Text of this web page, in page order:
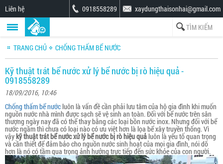
Liên hệ xaydungthaisonhai@gmail.com
0918558289
TRANG CHỦ CHỐNG THẤM BỂ NƯỚC
Kỹ thuật trát bể nước xử lý bể nước bị rò hiệu quả -
0918558289
18/09/2016, 10:46
Chống thấm bể nước luôn là vấn đề cần phải lưu tâm của hộ gia đình khi muốn
nguồn nước nhà mình được sạch sẽ vệ sinh an toàn. Đối với bể nước trên sân
thượng ngày nay đã có thể thay bằng các loại bồn nước inox. Nhưng đối với bể
nước ngầm thì chưa có loại nào có ưu việt hơn là lọa bể xây truyền thống. Vì
vậykỹ thuật trát bể nước xử lý bể nước bị rò hiệu quả luôn là yếu tố quan trọng
và cần thiết để đảm bảo cho nguồn nước sinh hoạt của mọi gia đình, nói dõ
hơn là nó có tầm qua trọng ảnh hưởng trực tiếp đến sức khỏe của con người.